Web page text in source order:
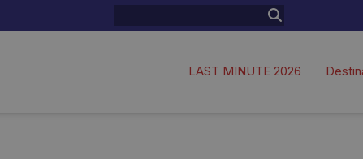
LAST MINUTE 2026